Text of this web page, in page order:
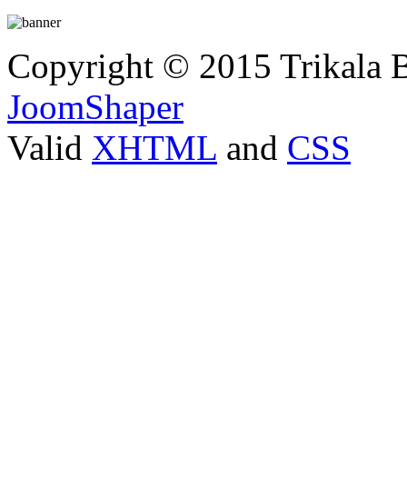
Copyright © 2015 Trikala
JoomShaper
Valid XHTML and CSS